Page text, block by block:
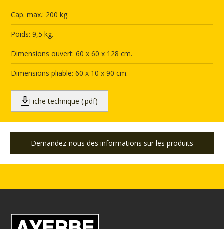
Cap. max.: 200 kg.
Poids: 9,5 kg.
Dimensions ouvert: 60 x 60 x 128 cm.
Dimensions pliable: 60 x 10 x 90 cm.
Fiche technique (.pdf)
Demandez-nous des informations sur les produits